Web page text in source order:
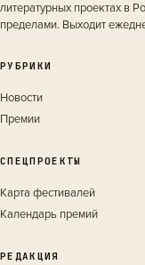
литературных проектах в
пределами. Выходит
РУБРИКИ
Новости
Премии
СПЕЦПРОЕКТЫ
Карта фестивалей
Календарь премий
РЕДАКЦИЯ